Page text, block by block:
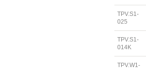
TPV.S1-
025
TPV.S1-
014K
TPV.W1-